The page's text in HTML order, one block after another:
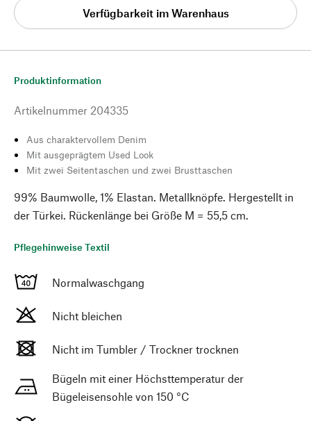
Verfügbarkeit im Warenhaus
Produktinformation
Artikelnummer 204335
Aus charaktervollem Denim
Mit ausgeprägtem Used Look
Mit zwei Seitentaschen und zwei Brusttaschen
99% Baumwolle, 1% Elastan. Metallknöpfe. Hergestellt in
der Türkei. Rückenlänge bei Größe M = 55,5 cm.
Pflegehinweise Textil
Normalwaschgang
Nicht bleichen
Nicht im Tumbler / Trockner trocknen
Bügeln mit einer Höchsttemperatur der
Bügeleisensohle von 150 °C